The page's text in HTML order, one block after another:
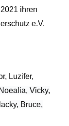
ihren
e.V.
Luzifer,
Vicky,
Bruce,